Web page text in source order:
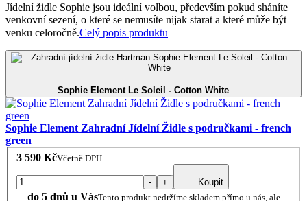
Jídelní židle Sophie jsou ideální volbou, především pokud sháníte
venkovní sezení, o které se nemusíte nijak starat a které může být
venku celoročně.Celý popis produktu
Sophie Element Le Soleil - Cotton White
Sophie Element Zahradní Jídelní Židle s područkami - french
green
3 590 KčVčetně DPH
- + Koupit
do 5 dnů u VásTento produkt nedržíme skladem přímo u nás, ale